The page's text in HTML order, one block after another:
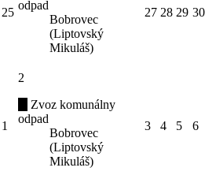
25
odpad
Bobrovec
(Liptovský
Mikuláš)
27 28 29 30
1
2
Zvoz komunálny
odpad
Bobrovec
(Liptovský
Mikuláš)
3 4 5 6